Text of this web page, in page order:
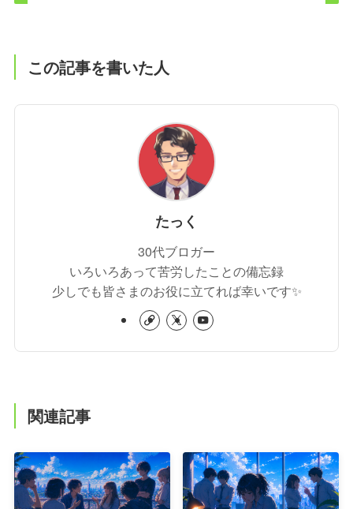
この記事を書いた人
たっく
30代ブロガー
いろいろあって苦労したことの備忘録
少しでも皆さまのお役に立てれば幸いです✨
関連記事